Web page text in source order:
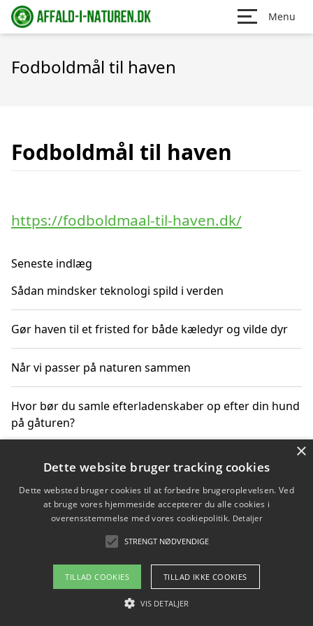
Menu
Fodboldmål til haven
Fodboldmål til haven
https://fodboldmaal-til-haven.dk/
Seneste indlæg
Sådan mindsker teknologi spild i verden
Gør haven til et fristed for både kæledyr og vilde dyr
Når vi passer på naturen sammen
Hvor bør du samle efterladenskaber op efter din hund
på gåturen?
Sådan rydder du effektivt op efter et stort event
Copyright 2026 - Pilanto Aps
Om / kontakt
Blog Betingelser
×
Dette website bruger tracking cookies
Dette websted bruger cookies til at forbedre brugeroplevelsen. Ved
at bruge vores hjemmeside accepterer du alle cookies i
overensstemmelse med vores cookiepolitik. Detaljer
STRENGT NØDVENDIGE
TILLAD COOKIES TILLAD IKKE COOKIES
VIS DETALJER